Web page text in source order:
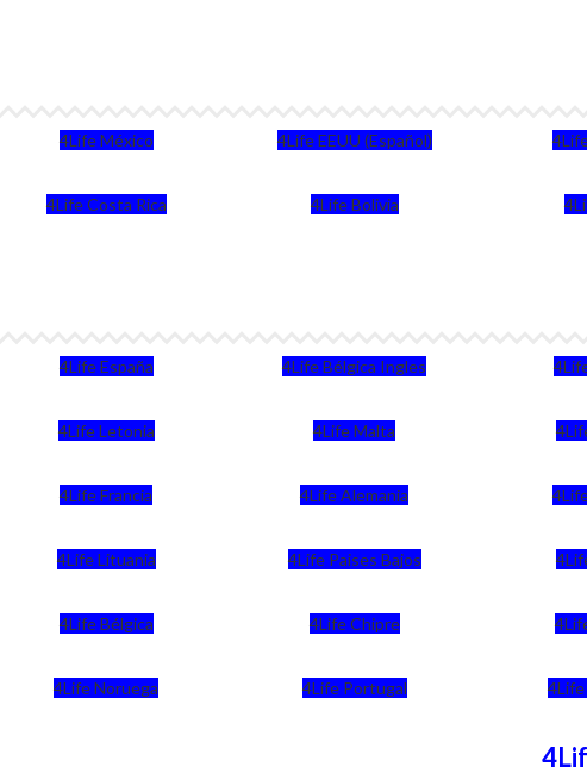
4Life México 4Life EEUU (Español)
4Life Costa Rica 4Life Bolivia
4Life España 4Life Bélgica Ingles
4Life Letonia 4Life Malta
4Life Francia 4Life Alemania
4Life Lituania 4Life Paises Bajos
4Life Bélgica 4Life Chipre
4Life Noruega 4Life Portugal 4Life